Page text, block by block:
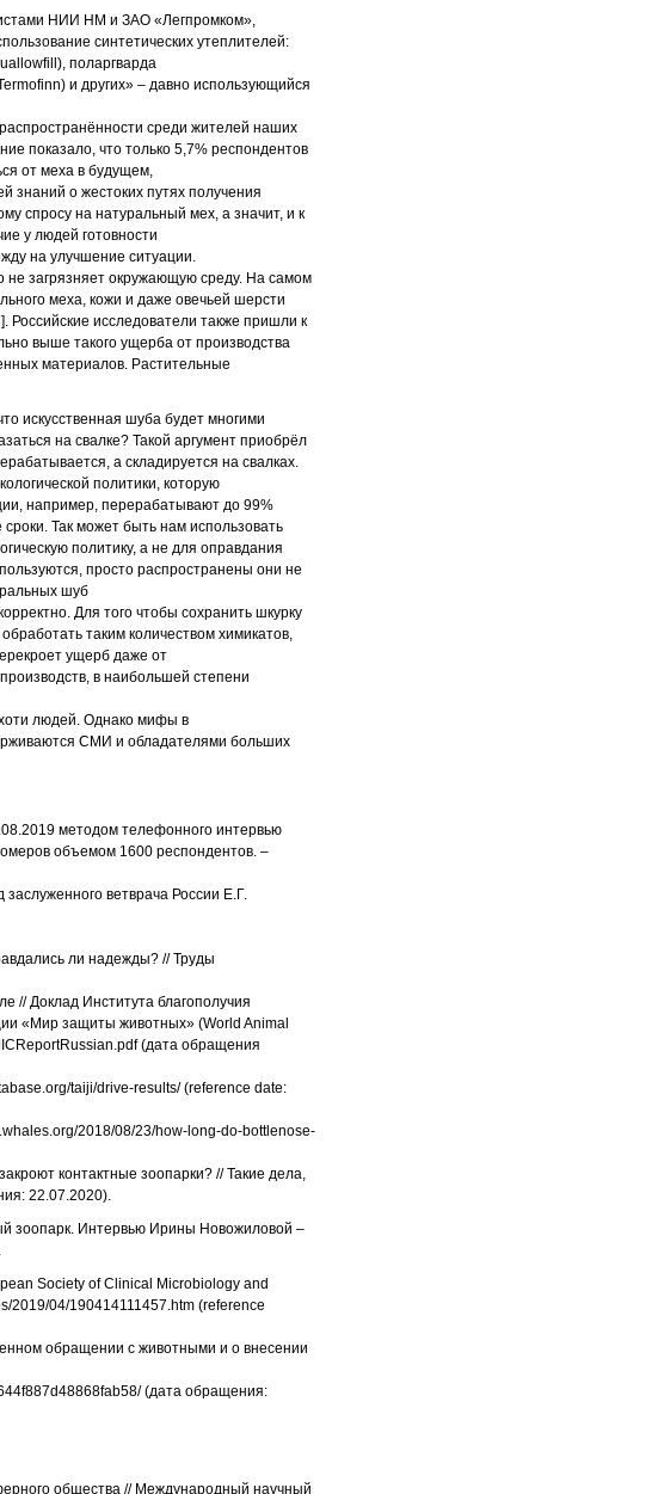
НИИ НМ и ЗАО «Легпромком»,
синтетических утеплителей:
поларгварда
и других» – давно использующийся
среди жителей наших
показало, что только 5,7% респондентов
от меха в будущем,
знаний о жестоких путях получения
спросу на натуральный мех, а значит, и к
у людей готовности
на улучшение ситуации.
не загрязняет окружающую среду. На самом
меха, кожи и даже овечьей шерсти
Российские исследователи также пришли к
выше такого ущерба от производства
материалов. Растительные
искусственная шуба будет многими
на свалке? Такой аргумент приобрёл
а складируется на свалках.
политики, которую
например, перерабатывают до 99%
Так может быть нам использовать
политику, а не для оправдания
просто распространены они не
шуб
Для того чтобы сохранить шкурку
таким количеством химикатов,
ущерб даже от
в наибольшей степени
людей. Однако мифы в
СМИ и обладателями больших
методом телефонного интервью
объемом 1600 респондентов. –
ветврача России Е.Г.
ли надежды? // Труды
// Доклад Института благополучия
«Мир защиты животных» (World Animal
(дата обращения
taiji/drive-results/ (reference date:
2018/08/23/how-long-do-bottlenose-
контактные зоопарки? // Такие дела,
22.07.2020).
зоопарк. Интервью Ирины Новожиловой –
Society of Clinical Microbiology and
2019/04/190414111457.htm (reference
обращении с животными и о внесении
(дата обращения:
общества // Международный научный